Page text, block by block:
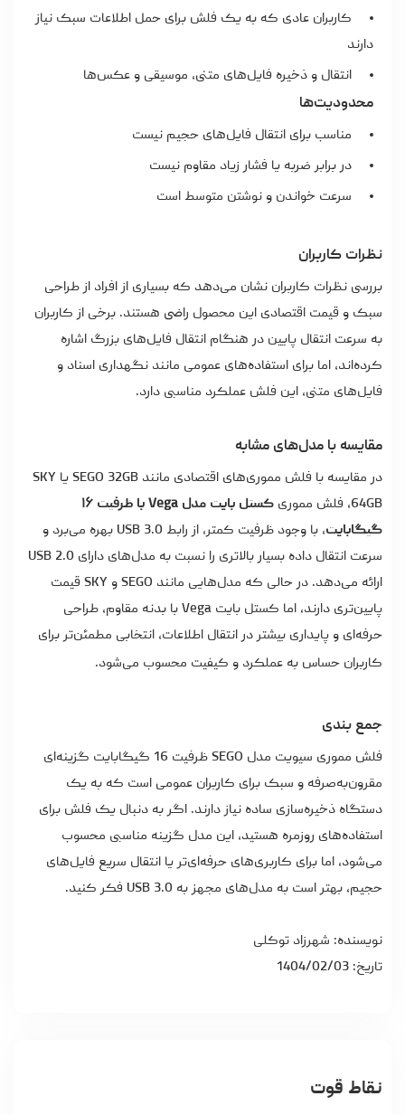
کاربران عادی که به یک فلش برای حمل اطلاعات سبک نیاز
دارند
انتقال و ذخیره فایل‌های متنی، موسیقی و عکس‌ها
محدودیت‌ها
مناسب برای انتقال فایل‌های حجیم نیست
در برابر ضربه یا فشار زیاد مقاوم نیست
سرعت خواندن و نوشتن متوسط است
نظرات کاربران
بررسی نظرات کاربران نشان می‌دهد که بسیاری از افراد از طراحی
سبک و قیمت اقتصادی این محصول راضی هستند. برخی از کاربران
به سرعت انتقال پایین در هنگام انتقال فایل‌های بزرگ اشاره
کرده‌اند، اما برای استفاده‌های عمومی مانند نگهداری اسناد و
فایل‌های متنی، این فلش عملکرد مناسبی دارد.
مقایسه با مدل‌های مشابه
در مقایسه با فلش مموری‌های اقتصادی مانند SEGO 32GB یا SKY
64GB، فلش مموری
کستل بایت مدل Vega با ظرفیت ۱۶
گیگابایت
، با وجود ظرفیت کمتر، از رابط USB 3.0 بهره می‌برد و
سرعت انتقال داده بسیار بالاتری را نسبت به مدل‌های دارای USB 2.0
ارائه می‌دهد. در حالی که مدل‌هایی مانند SEGO و SKY قیمت
پایین‌تری دارند، اما کستل بایت Vega با بدنه مقاوم، طراحی
حرفه‌ای و پایداری بیشتر در انتقال اطلاعات، انتخابی مطمئن‌تر برای
کاربران حساس به عملکرد و کیفیت محسوب می‌شود.
جمع بندی
فلش مموری سیویت مدل SEGO ظرفیت 16 گیگابایت گزینه‌ای
مقرون‌به‌صرفه و سبک برای کاربران عمومی است که به یک
دستگاه ذخیره‌سازی ساده نیاز دارند. اگر به دنبال یک فلش برای
استفاده‌های روزمره هستید، این مدل گزینه مناسبی محسوب
می‌شود، اما برای کاربری‌های حرفه‌ای‌تر یا انتقال سریع فایل‌های
حجیم، بهتر است به مدل‌های مجهز به USB 3.0 فکر کنید.
نویسنده: شهرزاد توکلی
تاریخ: 1404/02/03
نقاط قوت